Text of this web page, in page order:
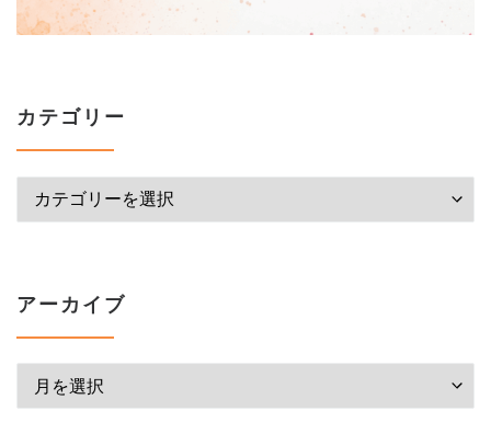
カテゴリー
カテゴリー
アーカイブ
アーカイブ